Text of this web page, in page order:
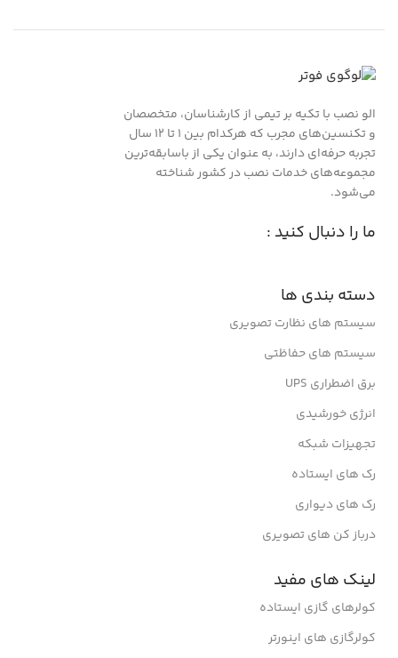
الو نصب با تکیه بر تیمی از کارشناسان، متخصصان
و تکنسین‌های مجرب که هرکدام بین ۱ تا ۱۲ سال
تجربه حرفه‌ای دارند، به عنوان یکی از باسابقه‌ترین
مجموعه‌های خدمات نصب در کشور شناخته
می‌شود.
ما را دنبال کنید :
دسته بندی ها
سیستم های نظارت تصویری
سیستم های حفاظتی
برق اضطراری UPS
انرژی خورشیدی
تجهیزات شبکه
رک های ایستاده
رک های دیواری
درباز کن های تصویری
لینک های مفید
کولرهای گازی ایستاده
کولرگازی های اینورتر